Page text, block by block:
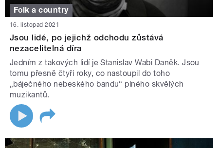
Folk a country
16. listopad 2021
Jsou lidé, po jejichž odchodu zůstává
nezacelitelná díra
Jedním z takových lidí je Stanislav Wabi Daněk. Jsou
tomu přesně čtyři roky, co nastoupil do toho
„báječného nebeského bandu“ plného skvělých
muzikantů.